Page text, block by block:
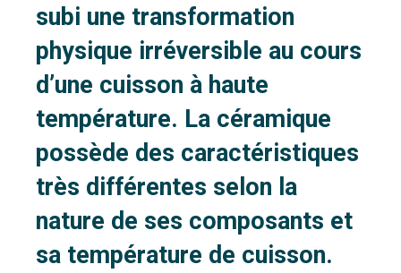
subi une transformation
physique irréversible au cours
d’une cuisson à haute
température. La céramique
possède des caractéristiques
très différentes selon la
nature de ses composants et
sa température de cuisson.